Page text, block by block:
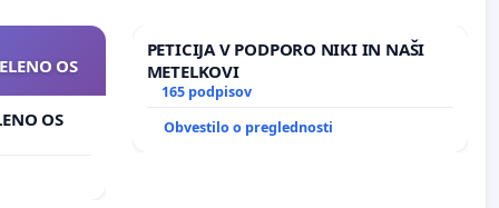
OS
OS
PETICIJA V PODPORO NIKI IN NAŠI
METELKOVI
165 podpisov
Obvestilo o preglednosti